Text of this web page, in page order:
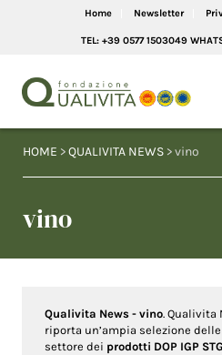
Home Newsletter
TEL: +39 0577 1503049
HOME >QUALIVITA NEWS > vino
vino
Qualivita News - vino. Qualivita
riporta un’ampia selezione
settore dei prodotti DOP IGP STG